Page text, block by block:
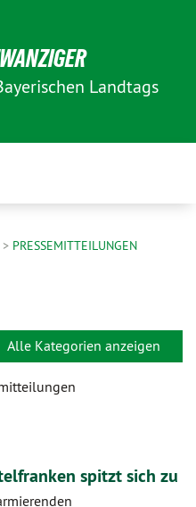
Landtags
PRESSEMITTEILUNGEN
Alle Kategorien anzeigen
spitzt sich zu